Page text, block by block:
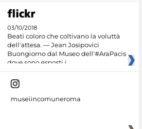
03/10/2018
Beati coloro che coltivano la voluttà
dell'attesa. — Jean Josipovici
Buongiorno dal Museo dell'#AraPacis
dove sono esposti i
museiincomuneroma